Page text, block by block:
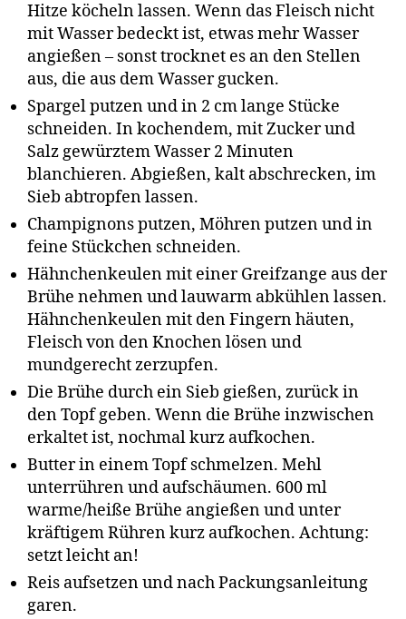
Hitze köcheln lassen. Wenn das Fleisch nicht
mit Wasser bedeckt ist, etwas mehr Wasser
angießen – sonst trocknet es an den Stellen
aus, die aus dem Wasser gucken.
Spargel putzen und in 2 cm lange Stücke
schneiden. In kochendem, mit Zucker und
Salz gewürztem Wasser 2 Minuten
blanchieren. Abgießen, kalt abschrecken, im
Sieb abtropfen lassen.
Champignons putzen, Möhren putzen und in
feine Stückchen schneiden.
Hähnchenkeulen mit einer Greifzange aus der
Brühe nehmen und lauwarm abkühlen lassen.
Hähnchenkeulen mit den Fingern häuten,
Fleisch von den Knochen lösen und
mundgerecht zerzupfen.
Die Brühe durch ein Sieb gießen, zurück in
den Topf geben. Wenn die Brühe inzwischen
erkaltet ist, nochmal kurz aufkochen.
Butter in einem Topf schmelzen. Mehl
unterrühren und aufschäumen. 600 ml
warme/heiße Brühe angießen und unter
kräftigem Rühren kurz aufkochen. Achtung:
setzt leicht an!
Reis aufsetzen und nach Packungsanleitung
garen.